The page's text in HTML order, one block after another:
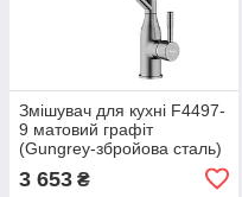
Змішувач для кухні F4497-
9 матовий графіт
(Gungrey-збройова сталь)
виливом
3 653 ₴